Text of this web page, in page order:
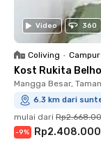
Video 360
Coliving • Campur
Kost Rukita
Mangga Besar,
6.3 km dari
mulai dari
-9% Rp2.408.000